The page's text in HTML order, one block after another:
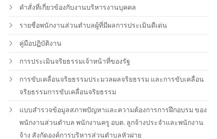
คำสั่งที่เกี่ยวข้องกับงานบริหารงานบุคคล
รายชื่อพนักงานส่วนตำบลผู้ที่มีผลการประเมินดีเด่น
คู่มือปฏิบัติงาน
การประเมินจริยธรรมเจ้าหน้าที่ของรัฐ
การขับเคลื่อนจริยธรรมประมวลผลจริยธรรม และการขับเคลื่อน
จริยธรรมการขับเคลื่อนจริยธรรม
แบบสำรวจข้อมูลสภาพปัญหาและความต้องการการฝึกอบรม ของ
พนักงานส่วนตำบล พนักงานครู อบต. ลูกจ้างประจำและพนักงาน
จ้าง สังกัดองค์การบริหารส่วนตำบลหัวฝาย